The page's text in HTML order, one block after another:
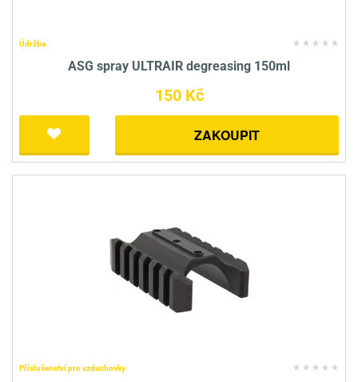
Údržba
ASG spray ULTRAIR degreasing 150ml
150 Kč
ZAKOUPIT
Příslušenství pro vzduchovky